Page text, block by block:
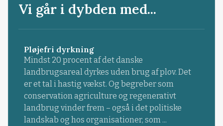
Vi går i dybden med...
Pløjefri dyrkning
Mindst 20 procent af det danske
landbrugsareal dyrkes uden brug af plov. Det
er et tal i hastig vækst. Og begreber som
conservation agriculture og regenerativt
landbrug vinder frem – også i det politiske
landskab og hos organisationer, som ...